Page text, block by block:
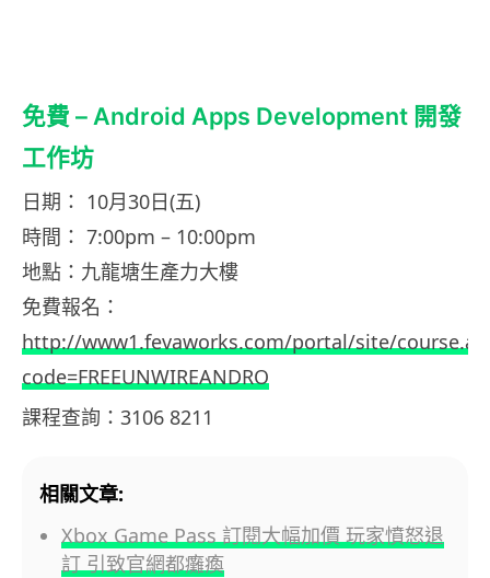
免費 – Android Apps Development 開發
工作坊
日期： 10月30日(五)
時間： 7:00pm – 10:00pm
地點：九龍塘生產力大樓
免費報名：
http://www1.fevaworks.com/portal/site/
code=FREEUNWIREANDRO
課程查詢：3106 8211
相關文章:
Xbox Game Pass 訂閱大幅加價 玩家憤怒退
訂 引致官網都癱瘓